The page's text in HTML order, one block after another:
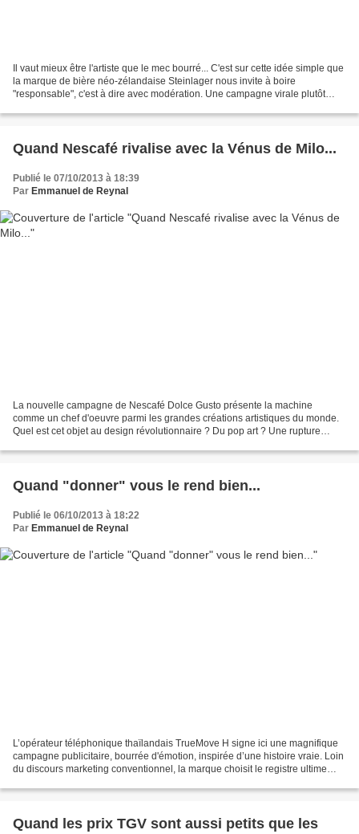
Il vaut mieux être l'artiste que le mec bourré... C'est sur cette idée simple que
la marque de bière néo-zélandaise Steinlager nous invite à boire
"responsable", c'est à dire avec modération. Une campagne virale plutôt
Quand Nescafé rivalise avec la Vénus de Milo...
Publié le 07/10/2013 à 18:39
Par Emmanuel de Reynal
La nouvelle campagne de Nescafé Dolce Gusto présente la machine
comme un chef d'oeuvre parmi les grandes créations artistiques du monde.
Quel est cet objet au design révolutionnaire ? Du pop art ? Une rupture
Quand "donner" vous le rend bien...
Publié le 06/10/2013 à 18:22
Par Emmanuel de Reynal
L’opérateur téléphonique thaïlandais TrueMove H signe ici une magnifique
campagne publicitaire, bourrée d'émotion, inspirée d’une histoire vraie. Loin
du discours marketing conventionnel, la marque choisit le registre ultime
Quand les prix TGV sont aussi petits que les